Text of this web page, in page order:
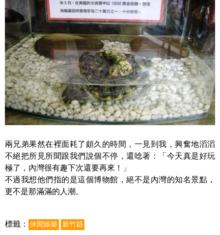
兩兄弟果然在裡面耗了頗久的時間，一見到我，興奮地滔滔
不絕把所見所聞跟我們說個不停，還唸著：「今天真是好玩
極了，內灣很有趣下次還要再來！」
不過我想他們指的是這個博物館，絕不是內灣的知名景點，
更不是那滿滿的人潮。
標籤： 休閒娛樂 新竹縣